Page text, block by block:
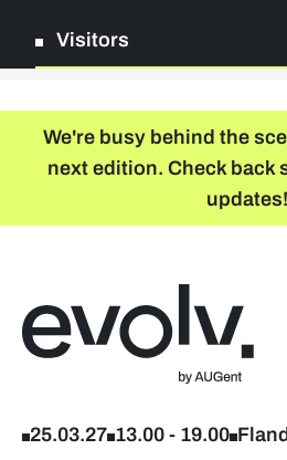
Visitors
Log in
Company list
Further studies &
We're busy behind the
next edition. Check back
updates!
25.03.27 13.00 - 19.00